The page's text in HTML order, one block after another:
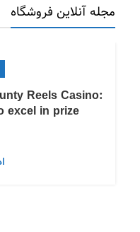
مجله آنلاین فروشگاه
Reels Casino:
excel in prize